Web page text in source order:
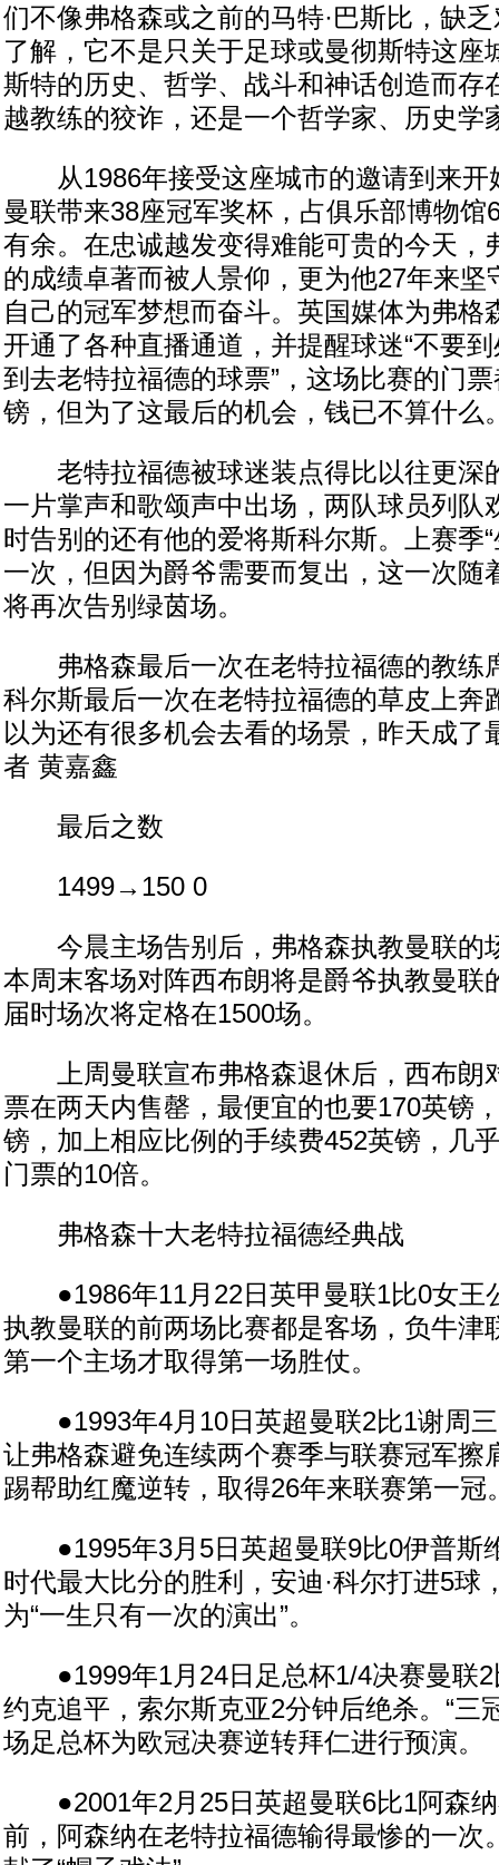
们不像弗格森或之前的马特·巴斯比，缺
了解，它不是只关于足球或曼彻斯特这座
斯特的历史、哲学、战斗和神话创造而存
越教练的狡诈，还是一个哲学家、历史学
从1986年接受这座城市的邀请到来开
曼联带来38座冠军奖杯，占俱乐部博物馆
有余。在忠诚越发变得难能可贵的今天，
的成绩卓著而被人景仰，更为他27年来坚
自己的冠军梦想而奋斗。英国媒体为弗格
开通了各种直播通道，并提醒球迷“不要
到去老特拉福德的球票”，这场比赛的门
镑，但为了这最后的机会，钱已不算什么
老特拉福德被球迷装点得比以往更深
一片掌声和歌颂声中出场，两队球员列队
时告别的还有他的爱将斯科尔斯。上赛季
一次，但因为爵爷需要而复出，这一次随
将再次告别绿茵场。
弗格森最后一次在老特拉福德的教练
科尔斯最后一次在老特拉福德的草皮上奔
以为还有很多机会去看的场景，昨天成了
者 黄嘉鑫
最后之数
1499→150 0
今晨主场告别后，弗格森执教曼联的
本周末客场对阵西布朗将是爵爷执教曼联
届时场次将定格在1500场。
上周曼联宣布弗格森退休后，西布朗
票在两天内售罄，最便宜的也要170英镑
镑，加上相应比例的手续费452英镑，几
门票的10倍。
弗格森十大老特拉福德经典战
●1986年11月22日英甲曼联1比0女王
执教曼联的前两场比赛都是客场，负牛津
第一个主场才取得第一场胜仗。
●1993年4月10日英超曼联2比1谢周三
让弗格森避免连续两个赛季与联赛冠军擦
踢帮助红魔逆转，取得26年来联赛第一冠
●1995年3月5日英超曼联9比0伊普斯
时代最大比分的胜利，安迪·科尔打进5球
为“一生只有一次的演出”。
●1999年1月24日足总杯1/4决赛曼联2
约克追平，索尔斯克亚2分钟后绝杀。“三
场足总杯为欧冠决赛逆转拜仁进行预演。
●2001年2月25日英超曼联6比1阿森纳
前，阿森纳在老特拉福德输得最惨的一次